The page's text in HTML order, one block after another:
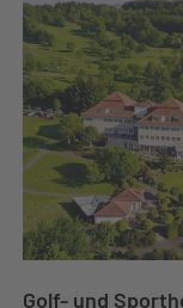
Golf- und